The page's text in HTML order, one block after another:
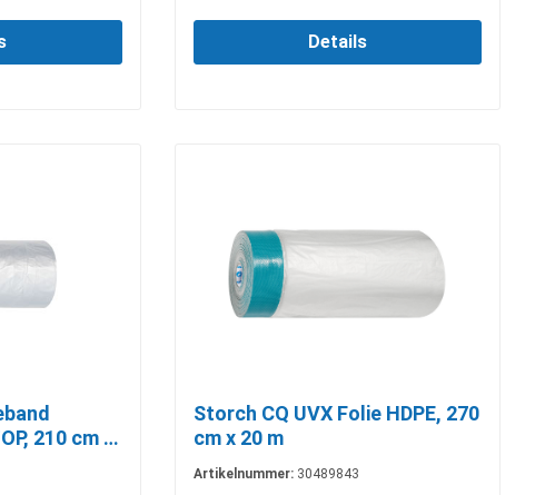
Details
210 cm x
Storch CQ UVX Folie HDPE, 270
cm x 20 m
Artikelnummer: 30489843